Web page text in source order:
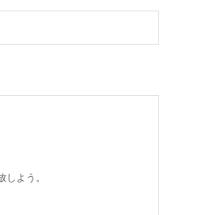
よう。